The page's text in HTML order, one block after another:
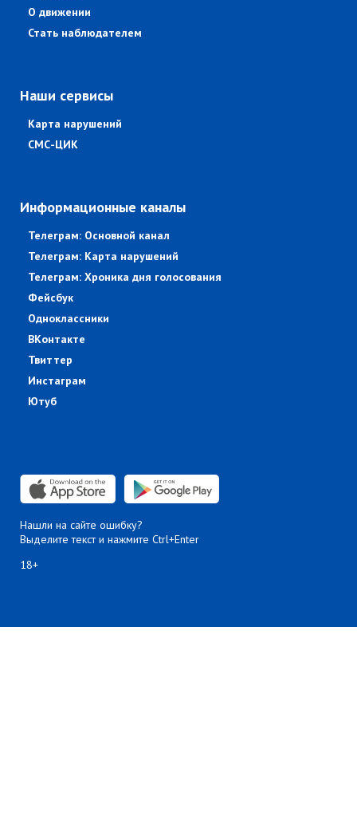
О движении
Стать наблюдателем
Наши сервисы
Карта нарушений
СМС-ЦИК
Информационные каналы
Телеграм: Основной канал
Телеграм: Карта нарушений
Телеграм: Хроника дня голосования
Фейсбук
Одноклассники
ВКонтакте
Твиттер
Инстаграм
Ютуб
Нашли на сайте ошибку?
Выделите текст и нажмите Ctrl+Enter
18+